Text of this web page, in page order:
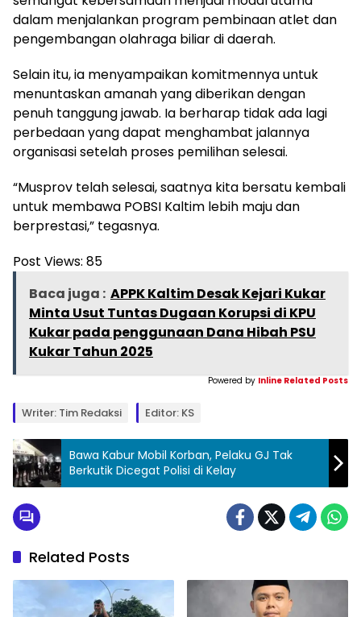
dalam menjalankan program pembinaan atlet dan
pengembangan olahraga biliar di daerah.
Selain itu, ia menyampaikan komitmennya untuk
menuntaskan amanah yang diberikan dengan
penuh tanggung jawab. Ia berharap tidak ada lagi
perbedaan yang dapat menghambat jalannya
organisasi setelah proses pemilihan selesai.
“Musprov telah selesai, saatnya kita bersatu kembali
untuk membawa POBSI Kaltim lebih maju dan
berprestasi,” tegasnya.
Post Views: 85
Baca juga : APPK Kaltim Desak Kejari Kukar
Minta Usut Tuntas Dugaan Korupsi di KPU
Kukar pada penggunaan Dana Hibah PSU
Kukar Tahun 2025
Powered by Inline Related Posts
Writer: Tim Redaksi Editor: KS
Bawa Kabur Mobil Korban, Pelaku GJ Tak
Berkutik Dicegat Polisi di Kelay
Related Posts